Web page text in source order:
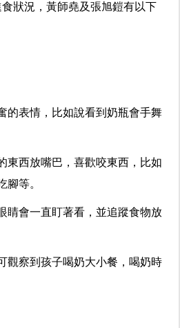
狀況，黃師堯及張旭鎧有以下
的表情，比如說看到奶瓶會手舞
東西放嘴巴，喜歡咬東西，比如
腳等。
睛會一直盯著看，並追蹤食物放
觀察到孩子喝奶大小餐，喝奶時